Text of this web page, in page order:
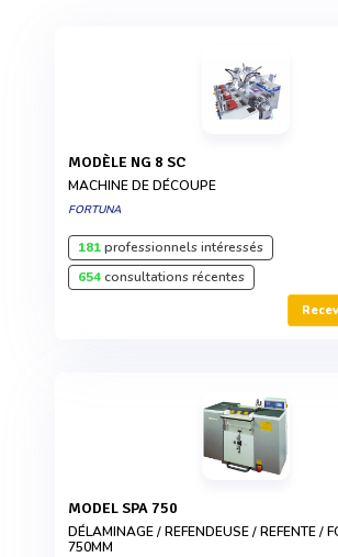
MODÈLE NG 8 SC
MACHINE DE DÉCOUPE
FORTUNA
181professionnels intéressés
654consultations récentes
MODEL SPA 750
DÉLAMINAGE / REFENDEUSE / REFENTE /
750MM